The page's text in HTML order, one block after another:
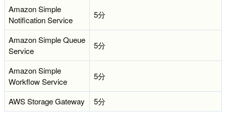
Amazon Simple
Notification Service
5分
Amazon Simple Queue
Service
5分
Amazon Simple
Workflow Service
5分
AWS Storage Gateway 5分